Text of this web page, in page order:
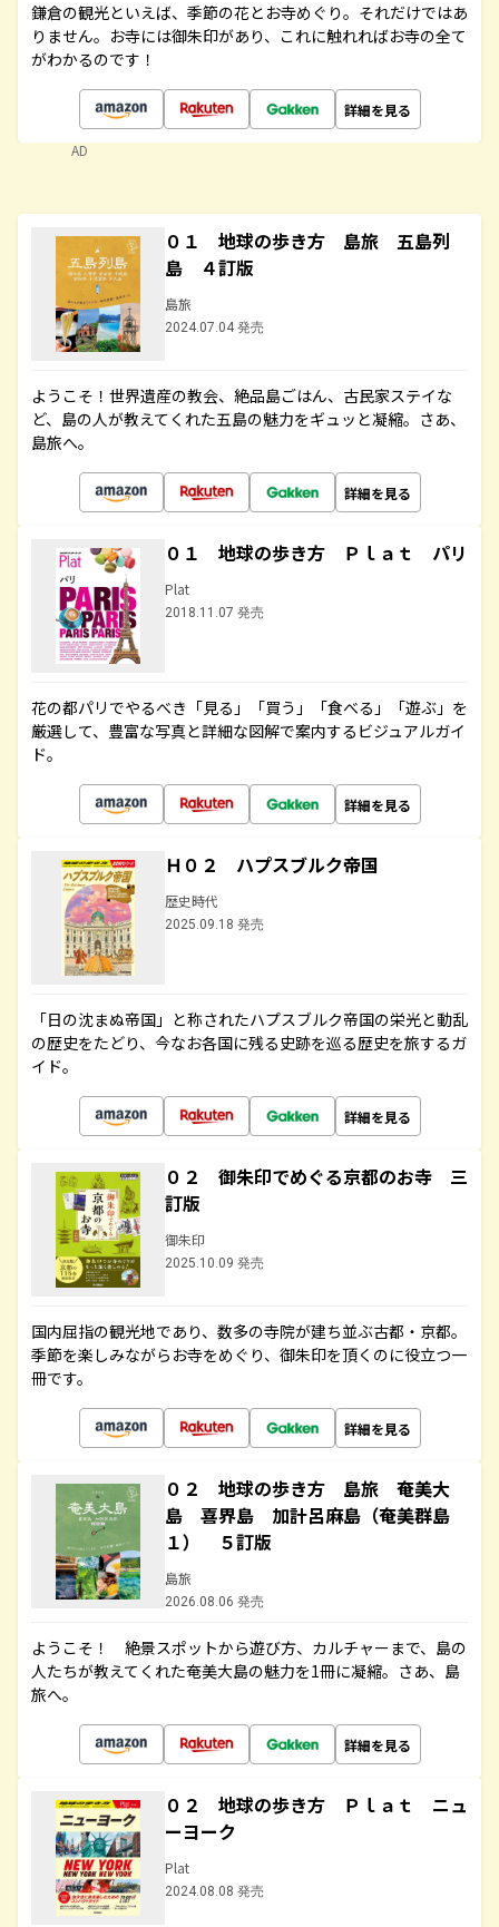
鎌倉の観光といえば、季節の花とお寺めぐり。それだけではあ
りません。お寺には御朱印があり、これに触れればお寺の全て
がわかるのです！
詳細を見る
AD
０１ 地球の歩き方 島旅 五島列
島 ４訂版
島旅
2024.07.04 発売
ようこそ！世界遺産の教会、絶品島ごはん、古民家ステイな
ど、島の人が教えてくれた五島の魅力をギュッと凝縮。さあ、
島旅へ。
詳細を見る
０１ 地球の歩き方 Ｐｌａｔ パリ
Plat
2018.11.07 発売
花の都パリでやるべき「見る」「買う」「食べる」「遊ぶ」を
厳選して、豊富な写真と詳細な図解で案内するビジュアルガイ
ド。
詳細を見る
Ｈ０２ ハプスブルク帝国
歴史時代
2025.09.18 発売
「日の沈まぬ帝国」と称されたハプスブルク帝国の栄光と動乱
の歴史をたどり、今なお各国に残る史跡を巡る歴史を旅するガ
イド。
詳細を見る
０２ 御朱印でめぐる京都のお寺 三
訂版
御朱印
2025.10.09 発売
国内屈指の観光地であり、数多の寺院が建ち並ぶ古都・京都。
季節を楽しみながらお寺をめぐり、御朱印を頂くのに役立つ一
冊です。
詳細を見る
０２ 地球の歩き方 島旅 奄美大
島 喜界島 加計呂麻島（奄美群島
１） ５訂版
島旅
2026.08.06 発売
ようこそ！ 絶景スポットから遊び方、カルチャーまで、島の
人たちが教えてくれた奄美大島の魅力を1冊に凝縮。さあ、島
旅へ。
詳細を見る
０２ 地球の歩き方 Ｐｌａｔ ニュ
ーヨーク
Plat
2024.08.08 発売